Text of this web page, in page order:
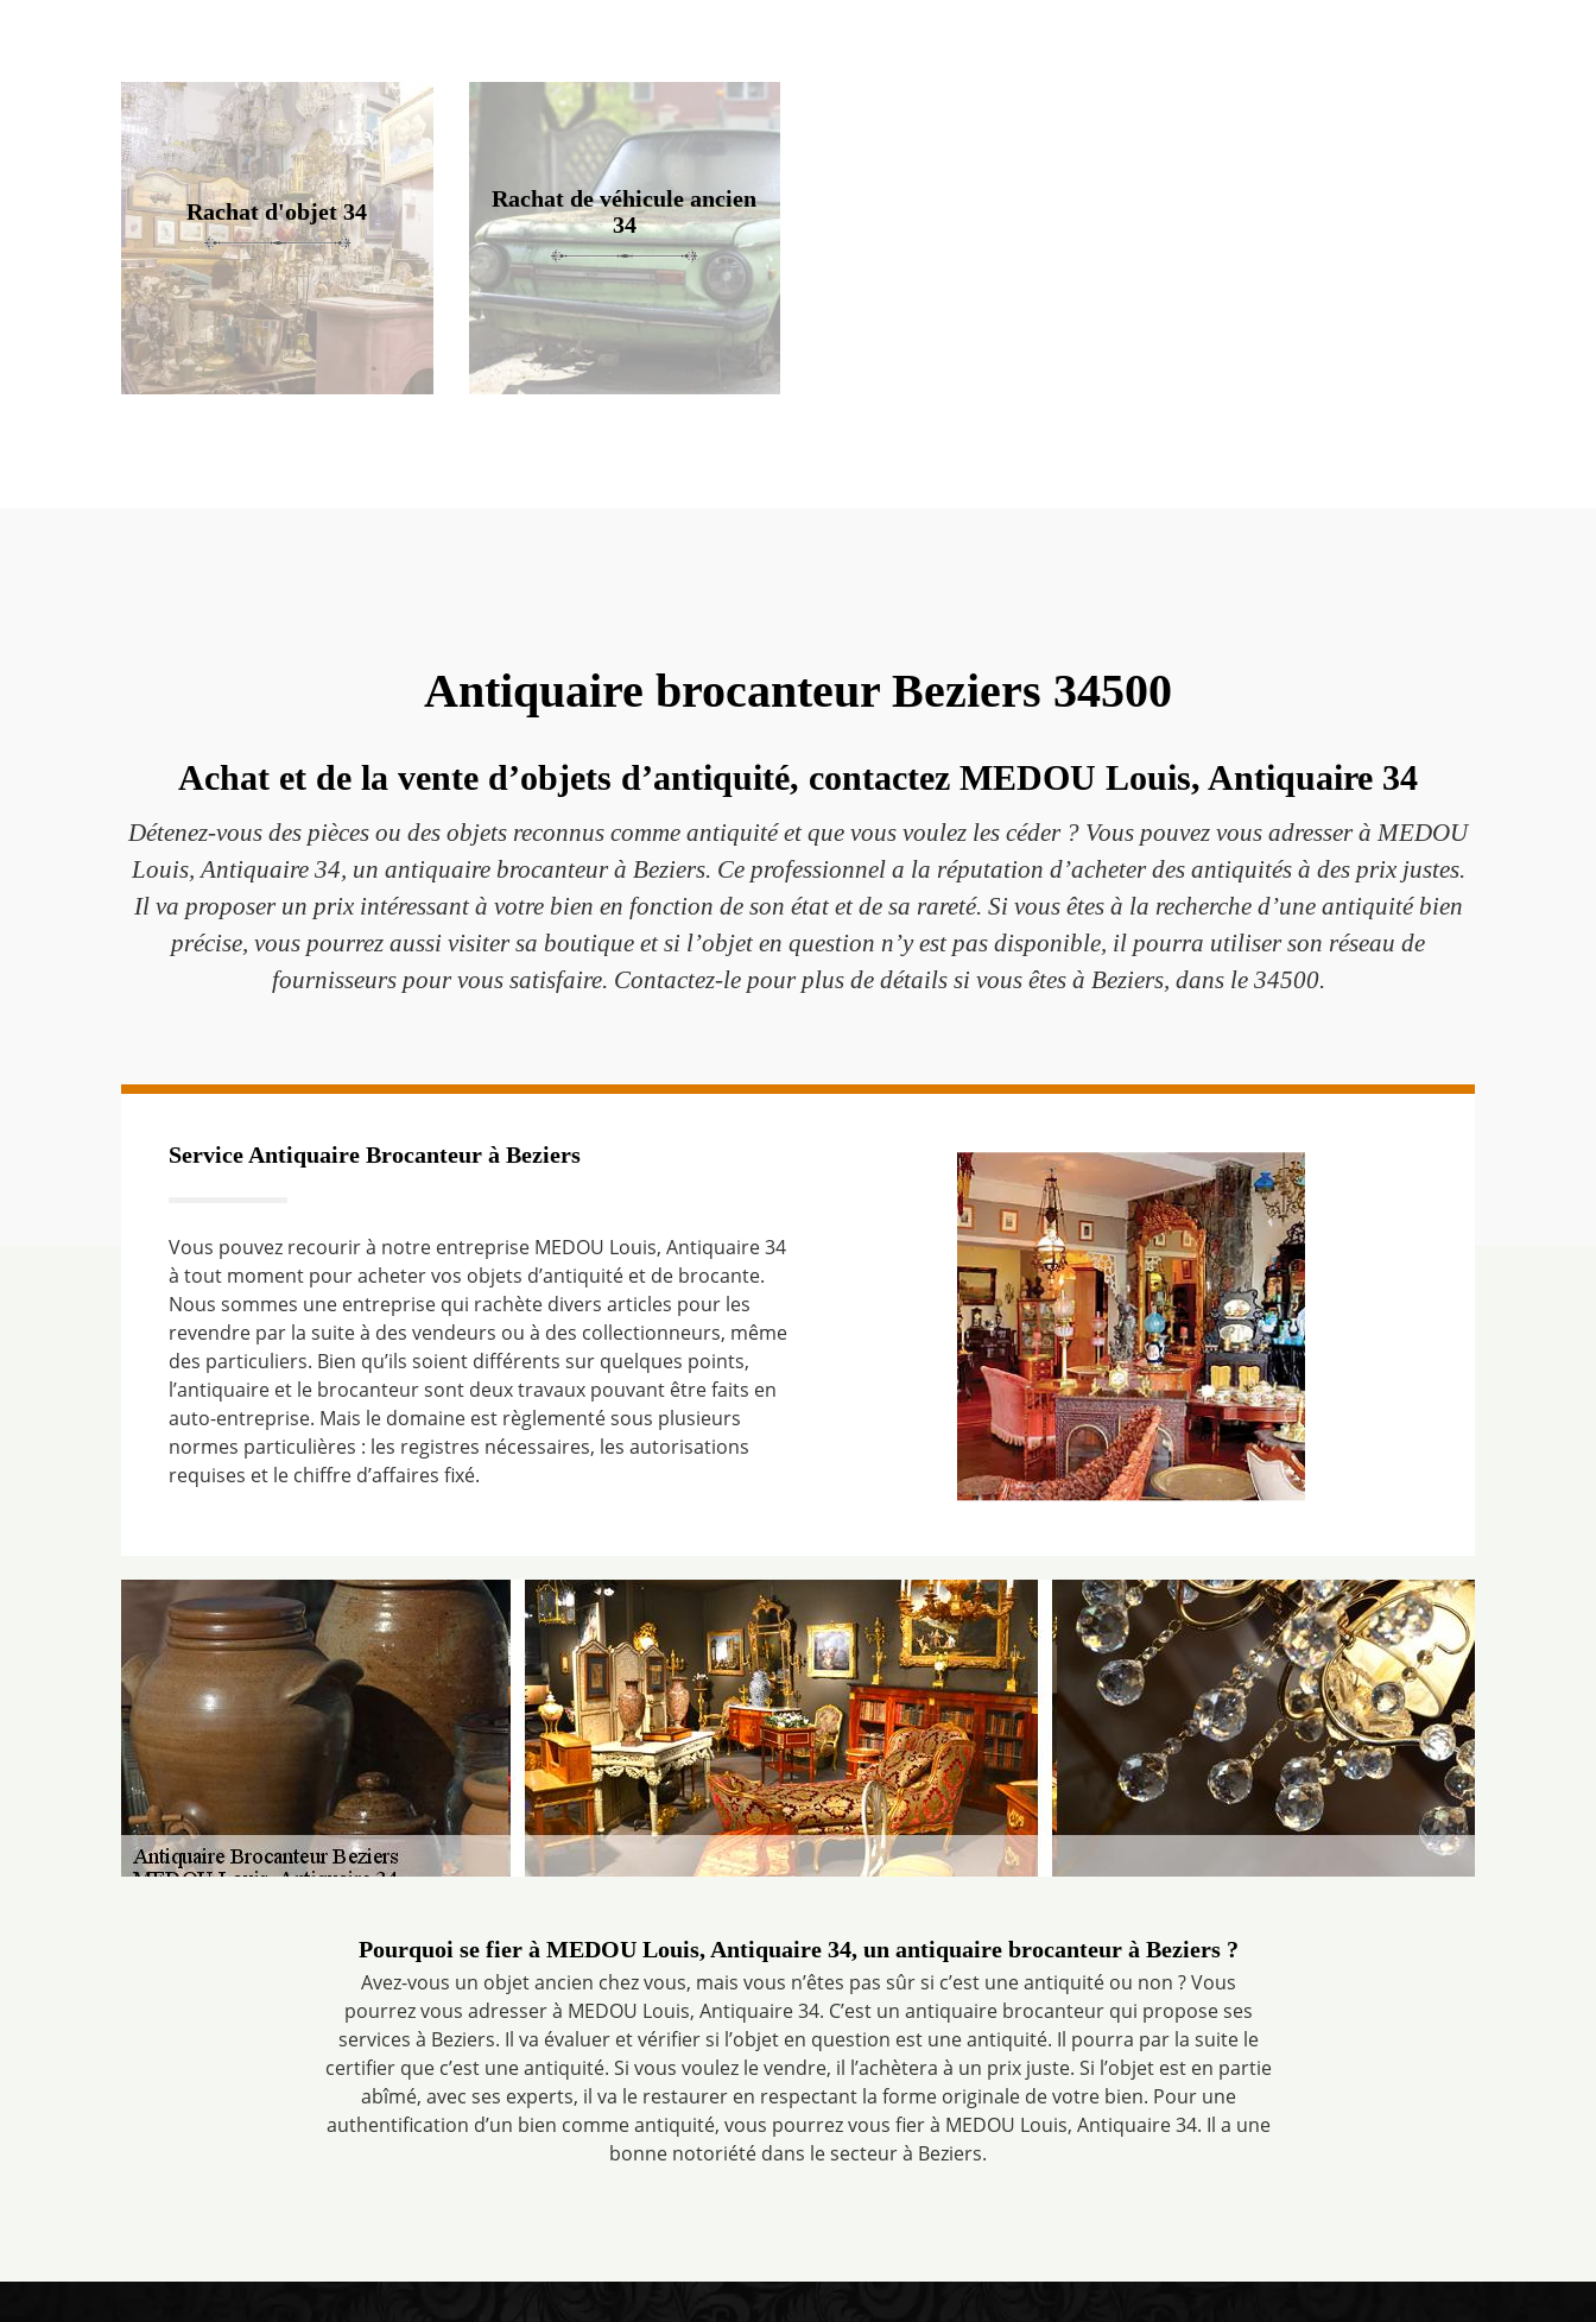
Rachat d'objet 34
Rachat de véhicule ancien
34
Antiquaire brocanteur Beziers 34500
Achat et de la vente d’objets d’antiquité, contactez MEDOU Louis, Antiquaire 34
Détenez-vous des pièces ou des objets reconnus comme antiquité et que vous voulez les céder ? Vous pouvez vous adresser à MEDOU
Louis, Antiquaire 34, un antiquaire brocanteur à Beziers. Ce professionnel a la réputation d’acheter des antiquités à des prix justes.
Il va proposer un prix intéressant à votre bien en fonction de son état et de sa rareté. Si vous êtes à la recherche d’une antiquité bien
précise, vous pourrez aussi visiter sa boutique et si l’objet en question n’y est pas disponible, il pourra utiliser son réseau de
fournisseurs pour vous satisfaire. Contactez-le pour plus de détails si vous êtes à Beziers, dans le 34500.
Service Antiquaire Brocanteur à Beziers
Vous pouvez recourir à notre entreprise MEDOU Louis, Antiquaire 34
à tout moment pour acheter vos objets d’antiquité et de brocante.
Nous sommes une entreprise qui rachète divers articles pour les
revendre par la suite à des vendeurs ou à des collectionneurs, même
des particuliers. Bien qu’ils soient différents sur quelques points,
l’antiquaire et le brocanteur sont deux travaux pouvant être faits en
auto-entreprise. Mais le domaine est règlementé sous plusieurs
normes particulières : les registres nécessaires, les autorisations
requises et le chiffre d’affaires fixé.
Pourquoi se fier à MEDOU Louis, Antiquaire 34, un antiquaire brocanteur à Beziers ?
Avez-vous un objet ancien chez vous, mais vous n’êtes pas sûr si c’est une antiquité ou non ? Vous
pourrez vous adresser à MEDOU Louis, Antiquaire 34. C’est un antiquaire brocanteur qui propose ses
services à Beziers. Il va évaluer et vérifier si l’objet en question est une antiquité. Il pourra par la suite le
certifier que c’est une antiquité. Si vous voulez le vendre, il l’achètera à un prix juste. Si l’objet est en partie
abîmé, avec ses experts, il va le restaurer en respectant la forme originale de votre bien. Pour une
authentification d’un bien comme antiquité, vous pourrez vous fier à MEDOU Louis, Antiquaire 34. Il a une
bonne notoriété dans le secteur à Beziers.